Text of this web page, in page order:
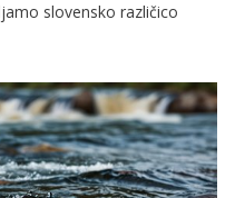
slovensko različico